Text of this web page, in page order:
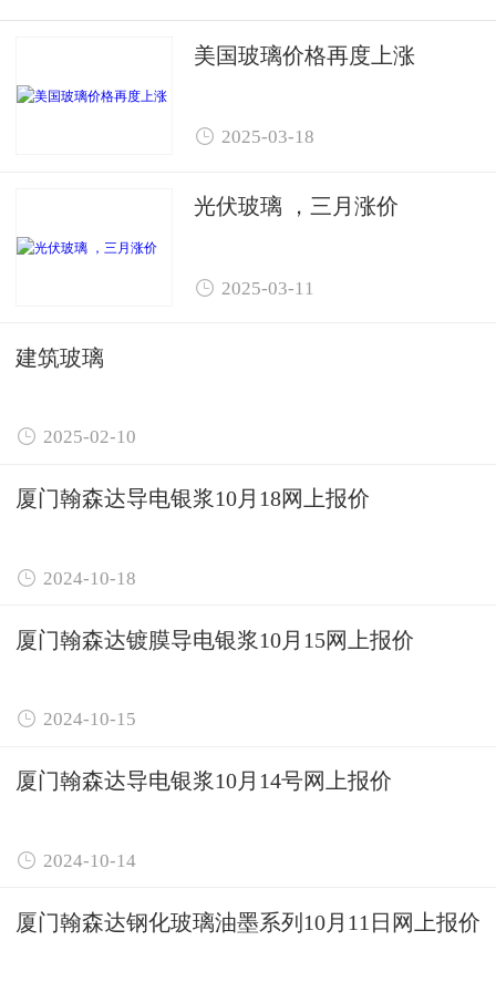
美国玻璃价格再度上涨
 2025-03-18
光伏玻璃 ，三月涨价
 2025-03-11
建筑玻璃
 2025-02-10
厦门翰森达导电银浆10月18网上报价
 2024-10-18
厦门翰森达镀膜导电银浆10月15网上报价
 2024-10-15
厦门翰森达导电银浆10月14号网上报价
 2024-10-14
厦门翰森达钢化玻璃油墨系列10月11日网上报价